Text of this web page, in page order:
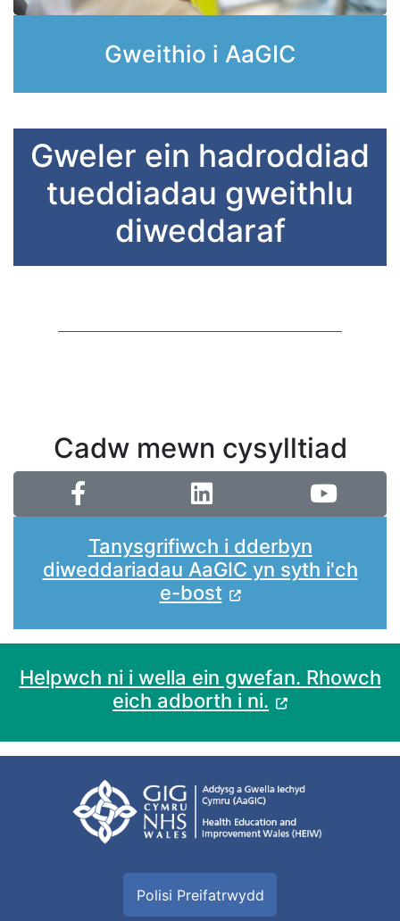
Gweithio i AaGIC
Gweler ein hadroddiad
tueddiadau gweithlu
diweddaraf
Cadw mewn cysylltiad
Tanysgrifiwch i dderbyn
diweddariadau AaGIC yn syth i'ch
e-bost
Helpwch ni i wella ein gwefan. Rhowch
eich adborth i ni.
Polisi Preifatrwydd